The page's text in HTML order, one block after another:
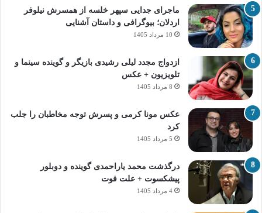
ماجرای جدایی سپهر خلسه از همسرش نیلوفر
اردلان؛ بیوگرافی و داستان آشنایی
10 مرداد 1405
ازدواج مجدد لیلی رشیدی بازیگر و گوینده سینما و
تلویزیون + عکس
8 مرداد 1405
عکس مونا کرمی و پسرش توجه مخاطبان را جلب
کرد
5 مرداد 1405
درگذشت محمد یاراحمدی گوینده و دوبلور
پیشکسوت + علت فوت
4 مرداد 1405